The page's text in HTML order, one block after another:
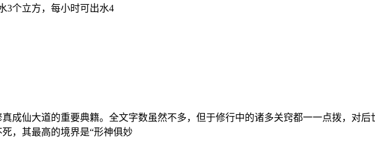
3个立方，每小时可出水4
成仙大道的重要典籍。全文字数虽然不多，但于修行中的诸多关窍都一一点拨，对
，其最高的境界是“形神俱妙